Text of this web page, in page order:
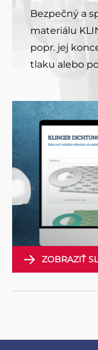
Bezpečný a
materiálu
popr. jej
tlaku alebo
ZOBRAZIŤ